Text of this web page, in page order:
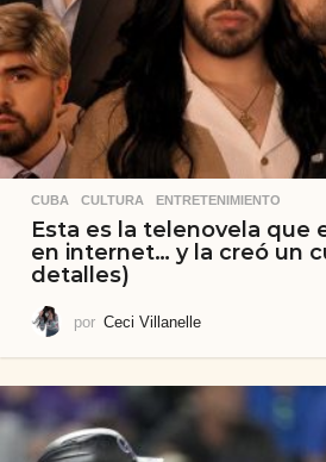
CUBA ,CULTURA ,ENTRETENIMIENTO
Esta es la telenovela que
en internet… y la creó un
detalles)
por Ceci Villanelle